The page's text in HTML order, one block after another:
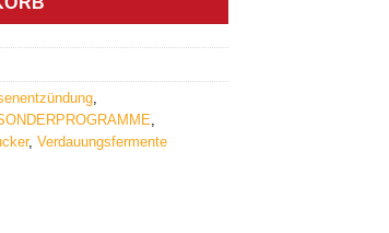
, Verdauungsfermente